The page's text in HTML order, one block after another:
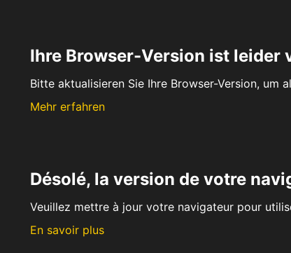
Ihre Browser-Version ist leider
Bitte aktualisieren Sie Ihre Browser-Version, um
Mehr erfahren
Désolé, la version de votre
Veuillez mettre à jour votre navigateur pour
En savoir plus